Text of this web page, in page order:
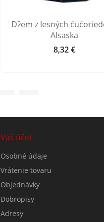
Džem z lesných
Alsaska
Cena
8,32 €
Váš účet
Osobné údaje
Vrátenie tovaru
Objednávky
Dobropisy
Adresy